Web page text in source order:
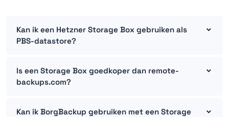
Kan ik een Hetzner Storage Box gebruiken als
PBS-datastore?
Is een Storage Box goedkoper dan remote-
backups.com?
Kan ik BorgBackup gebruiken met een Storage